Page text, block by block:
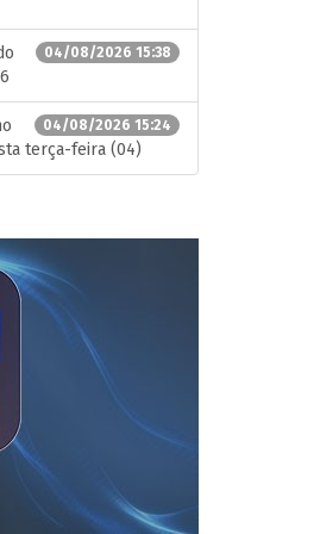
04/08/2026 15:38
04/08/2026 15:24
terça-feira (04)